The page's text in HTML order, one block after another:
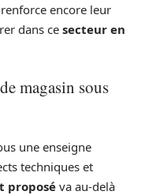
encore leur
dans ce secteur en
magasin sous
une enseigne
techniques et
proposéva au-delà